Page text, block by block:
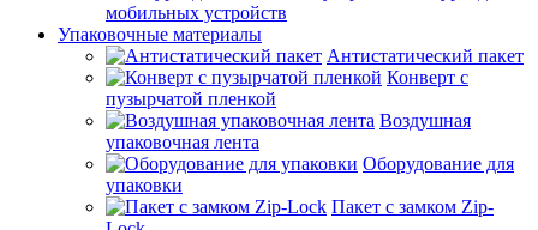
мобильных устройств
Упаковочные материалы
Антистатический пакет
Конверт с
пузырчатой пленкой
Воздушная
упаковочная лента
Оборудование для
упаковки
Пакет с замком Zip-